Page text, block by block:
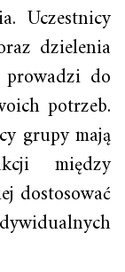
Uczestnicy
dzielenia
prowadzi do
potrzeb.
grupy mają
między
dostosować